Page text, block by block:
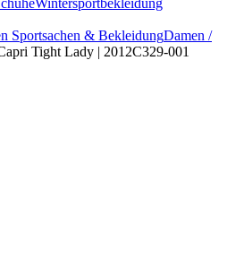
Wintersportbekleidung
Sportsachen & BekleidungDamen /
Tight Lady | 2012C329-001